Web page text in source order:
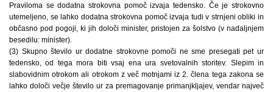
Praviloma se dodatna strokovna pomoč izvaja tedensko. Če je strokovno
utemeljeno, se lahko dodatna strokovna pomoč izvaja tudi v strnjeni obliki in
občasno pod pogoji, ki jih določi minister, pristojen za šolstvo (v nadaljnjem
besedilu: minister).
(3) Skupno število ur dodatne strokovne pomoči ne sme presegati pet ur
tedensko, od tega mora biti vsaj ena ura svetovalnih storitev. Slepim in
slabovidnim otrokom ali otrokom z več motnjami iz 2. člena tega zakona se
lahko določi večje število ur za premagovanje primanjkljajev, vendar največ